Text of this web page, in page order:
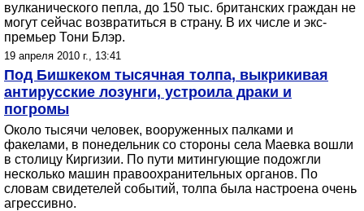
вулканического пепла, до 150 тыс. британских граждан не
могут сейчас возвратиться в страну. В их числе и экс-
премьер Тони Блэр.
19 апреля 2010 г., 13:41
Под Бишкеком тысячная толпа, выкрикивая
антирусские лозунги, устроила драки и
погромы
Около тысячи человек, вооруженных палками и
факелами, в понедельник со стороны села Маевка вошли
в столицу Киргизии. По пути митингующие подожгли
несколько машин правоохранительных органов. По
словам свидетелей событий, толпа была настроена очень
агрессивно.